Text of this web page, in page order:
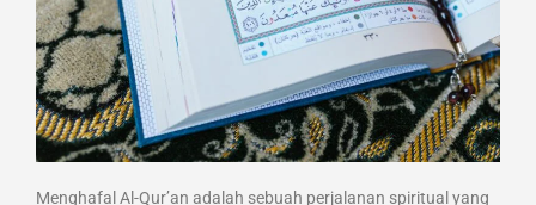
Menghafal Al-Qur’an adalah sebuah perjalanan spiritual yang